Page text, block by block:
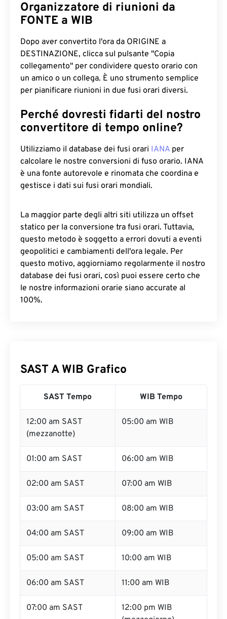
Organizzatore di riunioni da
FONTE a WIB
Dopo aver convertito l'ora da ORIGINE a
DESTINAZIONE, clicca sul pulsante "Copia
collegamento" per condividere questo orario con
un amico o un collega. È uno strumento semplice
per pianificare riunioni in due fusi orari diversi.
Perché dovresti fidarti del nostro
convertitore di tempo online?
Utilizziamo il database dei fusi orari IANA per
calcolare le nostre conversioni di fuso orario. IANA
è una fonte autorevole e rinomata che coordina e
gestisce i dati sui fusi orari mondiali.
La maggior parte degli altri siti utilizza un offset
statico per la conversione tra fusi orari. Tuttavia,
questo metodo è soggetto a errori dovuti a eventi
geopolitici e cambiamenti dell'ora legale. Per
questo motivo, aggiorniamo regolarmente il nostro
database dei fusi orari, così puoi essere certo che
le nostre informazioni orarie siano accurate al
100%.
SAST A WIB Grafico
SAST Tempo WIB Tempo
12:00 am SAST
(mezzanotte)
05:00 am WIB
01:00 am SAST 06:00 am WIB
02:00 am SAST 07:00 am WIB
03:00 am SAST 08:00 am WIB
04:00 am SAST 09:00 am WIB
05:00 am SAST 10:00 am WIB
06:00 am SAST 11:00 am WIB
07:00 am SAST
12:00 pm WIB